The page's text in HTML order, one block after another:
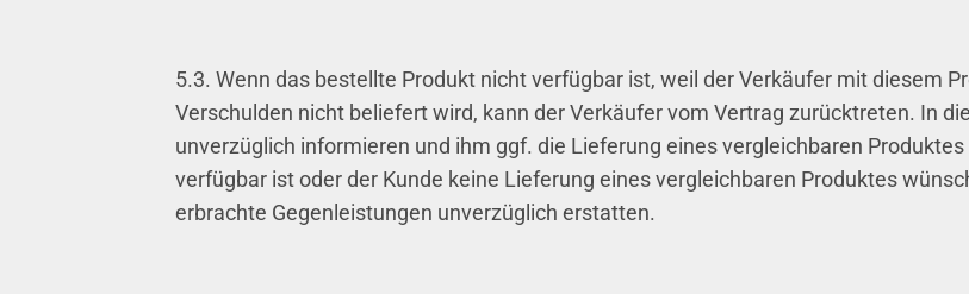
5.3. Wenn das bestellte Produkt nicht verfügbar ist, weil der Verkäufer mit diesem
Verschulden nicht beliefert wird, kann der Verkäufer vom Vertrag zurücktreten. In
unverzüglich informieren und ihm ggf. die Lieferung eines vergleichbaren
verfügbar ist oder der Kunde keine Lieferung eines vergleichbaren Produktes
erbrachte Gegenleistungen unverzüglich erstatten.